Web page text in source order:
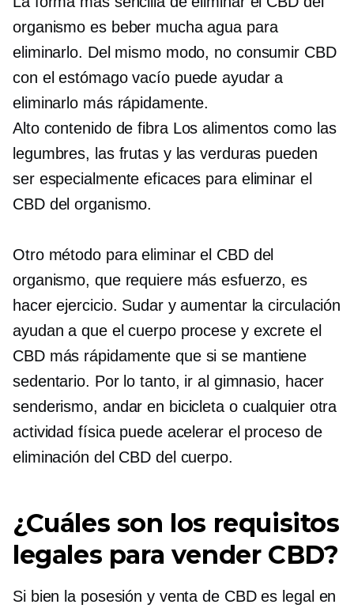
organismo es beber mucha agua para
eliminarlo. Del mismo modo, no consumir CBD
con el estómago vacío puede ayudar a
eliminarlo más rápidamente.
Alto contenido de fibraLos alimentos como las
legumbres, las frutas y las verduras pueden
ser especialmente eficaces para eliminar el
CBD del organismo.
Otro método para eliminar el CBD del
organismo, que requiere más esfuerzo, es
hacer ejercicio. Sudar y aumentar la circulación
ayudan a que el cuerpo procese y excrete el
CBD más rápidamente que si se mantiene
sedentario. Por lo tanto, ir al gimnasio, hacer
senderismo, andar en bicicleta o cualquier otra
actividad física puede acelerar el proceso de
eliminación del CBD del cuerpo.
¿Cuáles son los requisitos
legales para vender CBD?
Si bien la posesión y venta de CBD es legal en